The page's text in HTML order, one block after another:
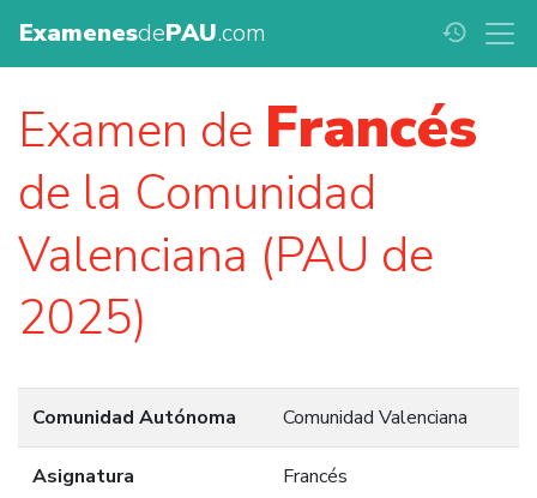
ExamenesdePAU.com history
Examen de Francés
de la Comunidad
Valenciana (PAU de
2025)
Comunidad Autónoma Comunidad Valenciana
Asignatura Francés